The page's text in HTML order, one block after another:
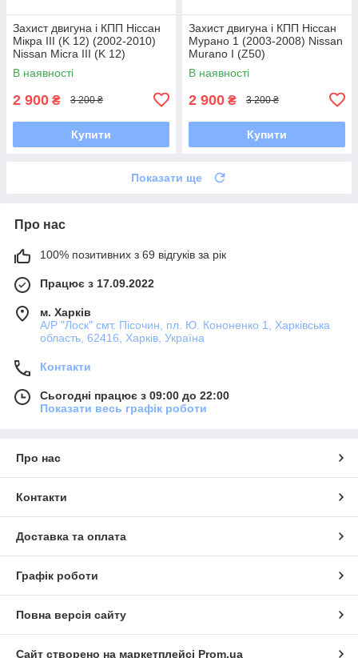
Захист двигуна і КПП Ніссан
Мікрa III (K 12) (2002-2010)
Nissan Micra III (K 12)
В наявності
2 900 ₴ 3 200 ₴
Купити
Захист двигуна і КПП Ніссан
Мурано 1 (2003-2008) Nissan
Murano I (Z50)
В наявності
2 900 ₴ 3 200 ₴
Купити
Показати ще
Про нас
100% позитивних з 69 відгуків за рік
Працює з 17.09.2022
м. Харків
А/Р "Лоск" смт. Пісочин, пл. Ю. Кононенко 1, Харківська
область, 62416, Харків, Україна
Контакти
Сьогодні працює з 09:00 до 22:00
Показати весь графік роботи
Про нас
Контакти
Доставка та оплата
Графік роботи
Повна версія сайту
Сайт створено на маркетплейсі Prom.ua